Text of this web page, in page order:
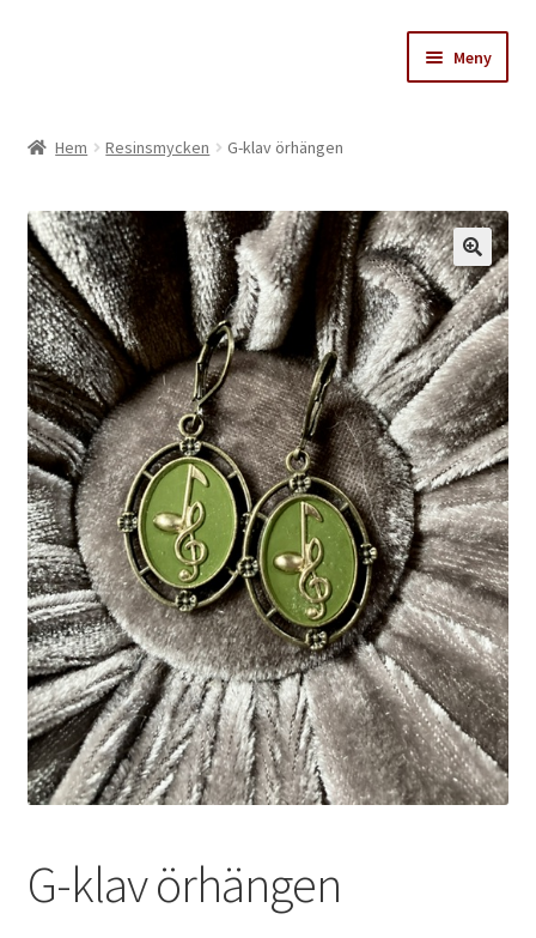
Meny
Till kassan
Köpvillkor
Hem Resinsmycken G-klav örhängen
G-klav örhängen